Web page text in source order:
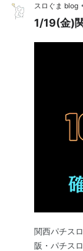
スロぐま blog
1/19(金)
関西パチス
阪・パチス